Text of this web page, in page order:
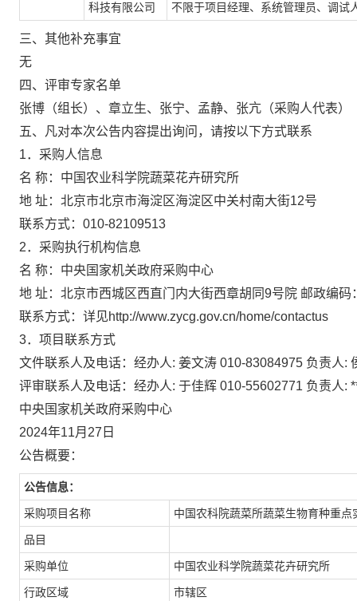
科技有限公司
不限于项目经理、系统管理员、调试
三、其他补充事宜
无
四、评审专家名单
张博（组长）、章立生、张宁、孟静、张亢（采购人代表）
五、凡对本次公告内容提出询问，请按以下方式联系
1．采购人信息
名 称：中国农业科学院蔬菜花卉研究所
地 址：北京市北京市海淀区海淀区中关村南大街12号
联系方式：010-82109513
2．采购执行机构信息
名 称：中央国家机关政府采购中心
地 址：北京市西城区西直门内大街西章胡同9号院 邮
联系方式：详见http://www.zycg.gov.cn/home/contactus
3．项目联系方式
文件联系人及电话：经办人: 姜文涛 010-83084975 负责人:
评审联系人及电话：经办人: 于佳辉 010-55602771 负责人:
中央国家机关政府采购中心
2024年11月27日
公告概要：
公告信息：
采购项目名称 中国农科院蔬菜所蔬菜生物育种重
品目
采购单位 中国农业科学院蔬菜花卉研究所
行政区域 市辖区